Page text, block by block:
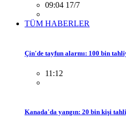
09:04 17/7
TÜM HABERLER
Çin'de tayfun alarmı: 100 bin
11:12
Kanada'da yangın: 20 bin kişi